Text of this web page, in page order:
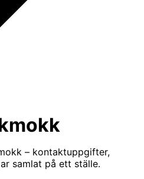
– kontaktuppgifter,
samlat på ett ställe.